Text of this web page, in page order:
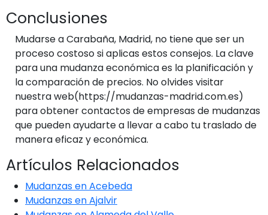
Conclusiones
Mudarse a Carabaña, Madrid, no tiene que ser un
proceso costoso si aplicas estos consejos. La clave
para una mudanza económica es la planificación y
la comparación de precios. No olvides visitar
nuestra web(https://mudanzas-madrid.com.es)
para obtener contactos de empresas de mudanzas
que pueden ayudarte a llevar a cabo tu traslado de
manera eficaz y económica.
Artículos Relacionados
Mudanzas en Acebeda
Mudanzas en Ajalvir